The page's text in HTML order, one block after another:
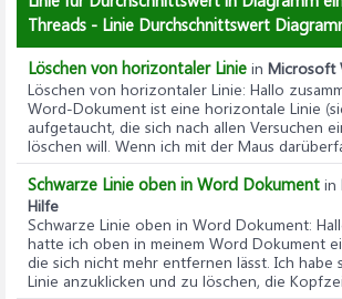
Threads - Linie Durchschnittswert
Löschen von horizontaler Linie in Microsoft
Löschen von horizontaler Linie: Hallo
Word-Dokument ist eine horizontale Linie
aufgetaucht, die sich nach allen Versuchen
löschen will. Wenn ich mit der Maus
Schwarze Linie oben in Word Dokument in
Hilfe
Schwarze Linie oben in Word Dokument:
hatte ich oben in meinem Word Dokument
die sich nicht mehr entfernen lässt. Ich habe
Linie anzuklicken und zu löschen, die